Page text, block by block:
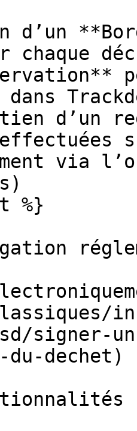
d’un
chaque
dans
d’un
via
signer-
du-dechet)